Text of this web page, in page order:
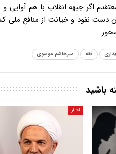
اگر جبهه انقلاب با هم
نفوذ و خیانت از منافع ملی
فقه میرهاشم موسوی
باشید
اخبار